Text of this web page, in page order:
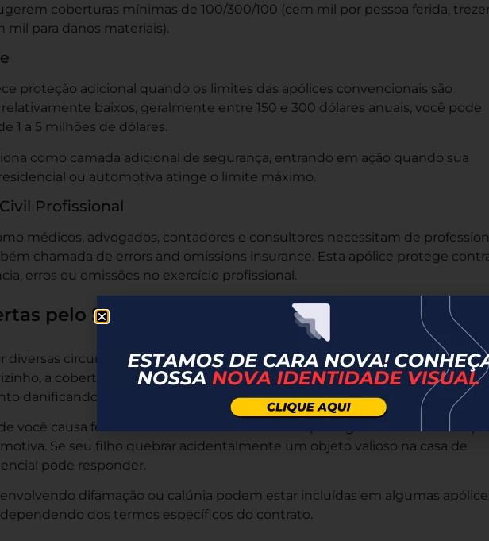
coberturas mínimas de 100/300/100 (cem mil por pessoa ferida,
mil para danos materiais).
proteção adicional quando os limites das apólices convencionais são
baixos, geralmente entre 150 e 300 dólares anuais, você pode
1 a 5 milhões de dólares.
como camada adicional de segurança, entrando em ação quando sua
ou automotiva atinge o limite máximo.
Profissional
médicos, advogados, contadores e consultores necessitam de
chamada de errors and omissions insurance. Esta apólice protege
erros ou omissões no exercício profissional.
pelo Seguro de Responsabilidade Civil
diversas circunstâncias onde você pode ser responsabilizado civilmente. Se
a cobertura inclui tratamento médico e possíveis processos. Quando
danificando a unidade abaixo, o seguro paga pelos reparos.
você causa ferimentos a outros motoristas ou passageiros são cobertos
Se seu filho quebrar acidentalmente um objeto valioso na casa de
pode responder.
difamação ou calúnia podem estar incluídas em algumas
dos termos específicos do contrato.